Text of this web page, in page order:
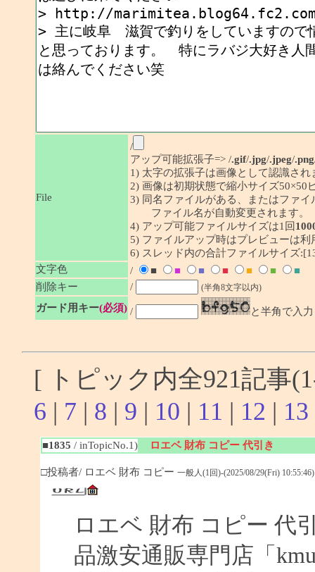
File
/
アップ可能拡張子=> /.gif/.jpg/.jpeg/.png
1) 太字の拡張子は画像として認識され
2) 画像は初期状態で縮小サイズ50×50
3) 同名ファイルがある、またはファ
ファイル名が自動変更されます。
4) アップ可能ファイルサイズは1回
5) ファイルアップ時はプレビューは利
6) スレッド内の合計ファイルサイズ
文字色
/ ■ ■ ■ ■ ■ ■
■
削除キー
/ (半角8文字以内)
ガード用キー(必須) / と半角で入力
[ トピック内全921記
6 | 7 | 8 | 9 | 10 | 11 | 12 | 13
■1835 / inTopicNo.1) ロエベ 財布 コピー 代引き
□投稿者/ ロエベ 財布 コピー 一般人(1回)-(2025/08/29(Fri) 10:55:46)
ロエベ 財布 コピー 代
品激安通販専門店「